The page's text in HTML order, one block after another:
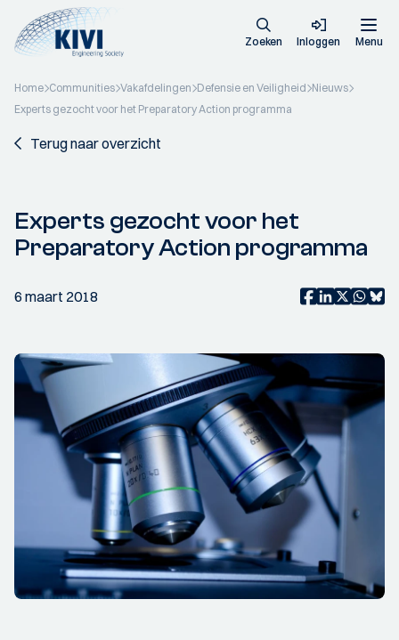
Zoeken Inloggen Menu
Home Communities Vakafdelingen Defensie en Veiligheid Nieuws
Experts gezocht voor het Preparatory Action programma
Terug naar overzicht
Experts gezocht voor het
Preparatory Action programma
6 maart 2018